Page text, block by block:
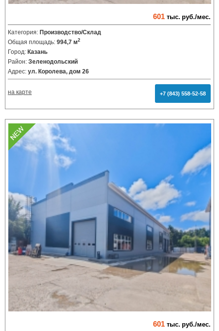
601 тыс. руб./мес.
Категория: Производство/Склад
Общая площадь: 994,7 м2
Город: Казань
Район: Зеленодольский
Адрес: ул. Королева, дом 26
на карте +7 (843) 558-52-58
601 тыс. руб./мес.